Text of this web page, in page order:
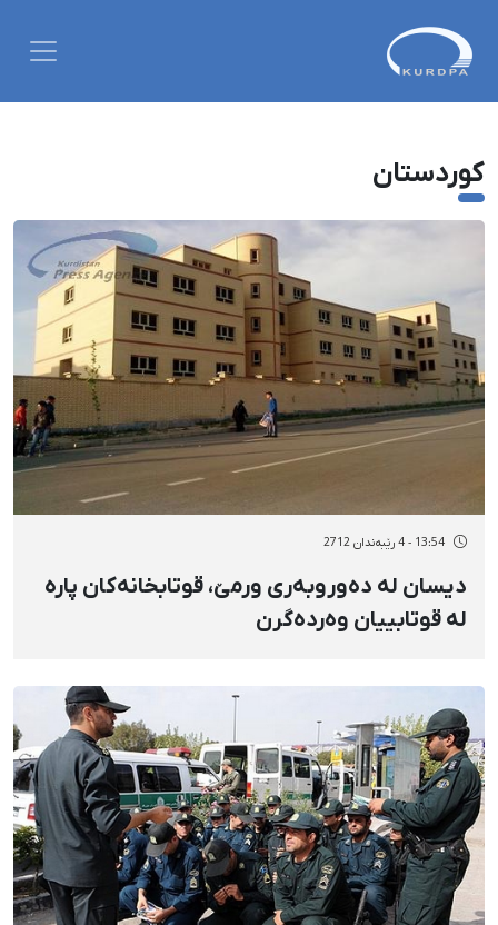
کوردستان
13:54 - 4 رێبەندان 2712
دیسان لە دەوروبەری ورمێ‌، قوتابخانەكان پارە
لە قوتابییان وەردەگرن